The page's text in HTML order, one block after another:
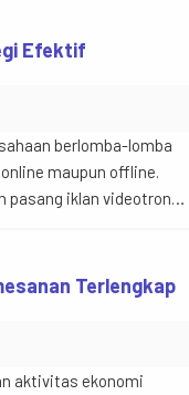
[…]
Efektif
berlomba-lomba
maupun offline.
pasang iklan videotron
[…]
Terlengkap
aktivitas ekonomi